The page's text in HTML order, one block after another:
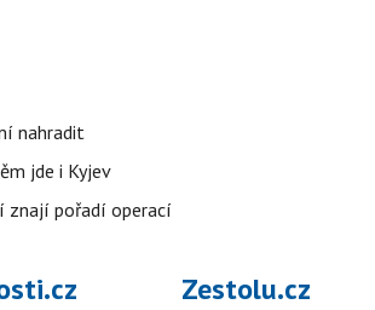
nahradit
jde i Kyjev
znají pořadí operací
Zestolu.cz